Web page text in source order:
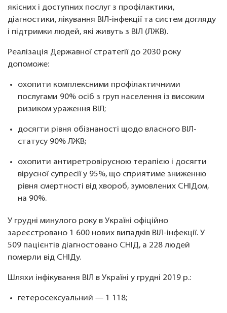
якісних і доступних послуг з профілактики,
діагностики, лікування ВІЛ-інфекції та систем догляду
і підтримки людей, які живуть з ВІЛ (ЛЖВ).
Реалізація Державної стратегії до 2030 року
допоможе:
охопити комплексними профілактичними
послугами 90% осіб з груп населення із високим
ризиком ураження ВІЛ;
досягти рівня обізнаності щодо власного ВІЛ-
статусу 90% ЛЖВ;
охопити антиретровірусною терапією і досягти
вірусної супресії у 95%, що сприятиме зниженню
рівня смертності від хвороб, зумовлених СНІДом,
на 90%.
У грудні минулого року в Україні офіційно
зареєстровано 1 600 нових випадків ВІЛ-інфекції. У
509 пацієнтів діагностовано СНІД, а 228 людей
померли від СНІДу.
Шляхи інфікування ВІЛ в Україні у грудні 2019 р.:
гетеросексуальний — 1 118;